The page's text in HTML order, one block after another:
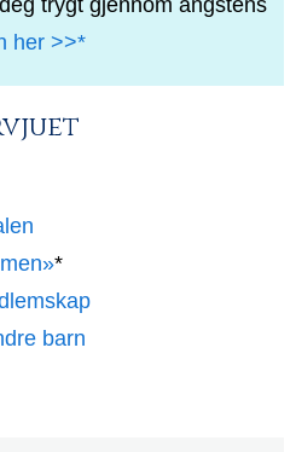
trygt gjennom angstens
her >>*
*
barn